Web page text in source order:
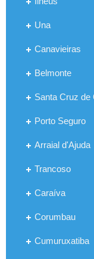
Una
Canavieiras
Belmonte
Santa Cruz de
Porto Seguro
Arraial d'Ajuda
Trancoso
Caraíva
Corumbau
Cumuruxatiba